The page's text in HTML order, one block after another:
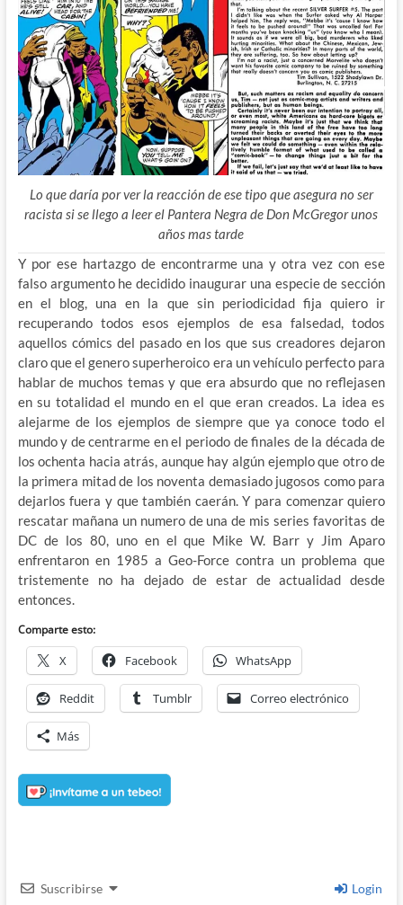
Lo que daría por ver la reacción de ese tipo que asegura no ser
racista si se llego a leer el Pantera Negra de Don McGregor unos
años mas tarde
Y por ese hartazgo de encontrarme una y otra vez con ese
falso argumento he decidido inaugurar una especie de sección
en el blog, una en la que sin periodicidad fija quiero ir
recuperando todos esos ejemplos de esa falsedad, todos
aquellos cómics del pasado en los que sus creadores dejaron
claro que el genero superheroico era un vehículo perfecto para
hablar de muchos temas y que era absurdo que no reflejasen
en su totalidad el mundo en el que eran creados. La idea es
alejarme de los ejemplos de siempre que ya conoce todo el
mundo y de centrarme en el periodo de finales de la década de
los ochenta hacia atrás, aunque hay algún ejemplo que otro de
la primera mitad de los noventa demasiado jugosos como para
dejarlos fuera y que también caerán. Y para comenzar quiero
rescatar mañana un numero de una de mis series favoritas de
DC de los 80, uno en el que Mike W. Barr y Jim Aparo
enfrentaron en 1985 a Geo-Force contra un problema que
tristemente no ha dejado de estar de actualidad desde
entonces.
Comparte esto:
X Facebook WhatsApp
Reddit Tumblr Correo electrónico
Más
Suscribirse Login